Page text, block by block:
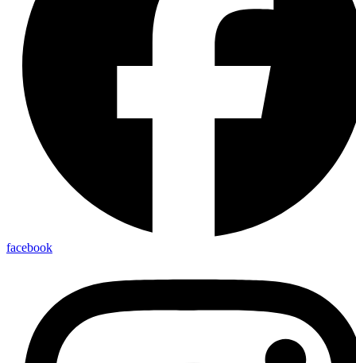
facebook